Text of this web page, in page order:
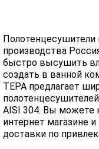
производства
быстро высушить
создать в ванной
ТЕРА предлагает
AISI 304. Вы можете
интернет магазине
доставки по